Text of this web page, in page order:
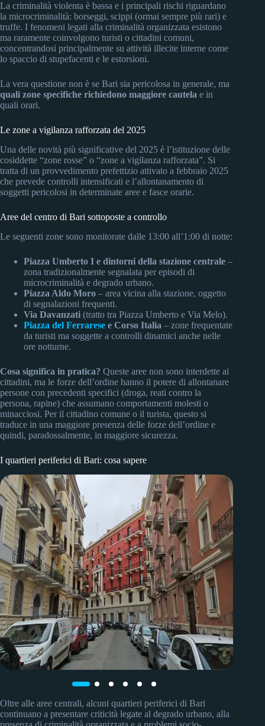
La criminalità violenta è bassa e i principali rischi riguardano
la microcriminalità: borseggi, scippi (ormai sempre più rari) e
truffe. I fenomeni legati alla criminalità organizzata esistono
ma raramente coinvolgono turisti o cittadini comuni,
concentrandosi principalmente su attività illecite interne come
lo spaccio di stupefacenti e le estorsioni.
La vera questione non è se Bari sia pericolosa in generale, ma
quali zone specifiche richiedono maggiore cautela e in
quali orari.
Le zone a vigilanza rafforzata del 2025
Una delle novità più significative del 2025 è l’istituzione delle
cosiddette “zone rosse” o “zone a vigilanza rafforzata”. Si
tratta di un provvedimento prefettizio attivato a febbraio 2025
che prevede controlli intensificati e l’allontanamento di
soggetti pericolosi in determinate aree e fasce orarie.
Aree del centro di Bari sottoposte a controllo
Le seguenti zone sono monitorate dalle 13:00 all’1:00 di notte:
Piazza Umberto I e dintorni della stazione centrale –
zona tradizionalmente segnalata per episodi di
microcriminalità e degrado urbano.
Piazza Aldo Moro – area vicina alla stazione, oggetto
di segnalazioni frequenti.
Via Davanzati (tratto tra Piazza Umberto e Via Melo).
Piazza del Ferrarese e Corso Italia – zone frequentate
da turisti ma soggette a controlli dinamici anche nelle
ore notturne.
Cosa significa in pratica? Queste aree non sono interdette ai
cittadini, ma le forze dell’ordine hanno il potere di allontanare
persone con precedenti specifici (droga, reati contro la
persona, rapine) che assumano comportamenti molesti o
minacciosi. Per il cittadino comune o il turista, questo si
traduce in una maggiore presenza delle forze dell’ordine e
quindi, paradossalmente, in maggiore sicurezza.
I quartieri periferici di Bari: cosa sapere
Oltre alle aree centrali, alcuni quartieri periferici di Bari
continuano a presentare criticità legate al degrado urbano, alla